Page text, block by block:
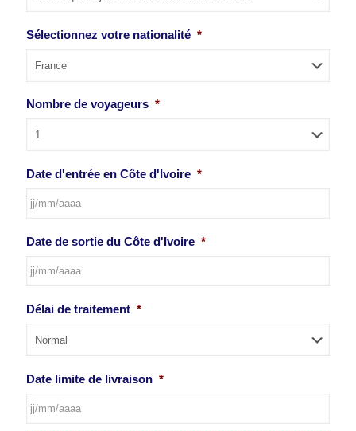
Sélectionnez votre nationalité *
Nombre de voyageurs *
Date d'entrée en Côte d'Ivoire *
slash
MM
slash
Date de sortie du Côte d'Ivoire *
slash
slash
Délai de traitement *
Date limite de livraison *